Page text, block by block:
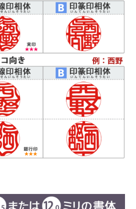
体(よみやすいいんそうたい)
読みやすくした西野工房独自の書体で
によく使用され、他の書体より判読性が
になり、社内文書などの確認印としての
お勧めしています。
ょたい）
で、格調高い印章としてよく使われま
に捺される由緒正しき書体です。彫刻を